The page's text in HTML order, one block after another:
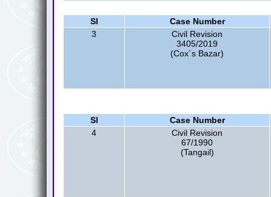
Sl Case Number
3
Civil Revision
3405/2019
(Cox`s Bazar)
Sl Case Number
4
Civil Revision
67/1990
(Tangail)